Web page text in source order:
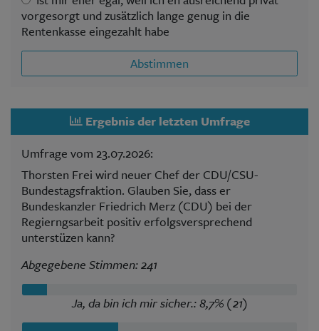
vorgesorgt und zusätzlich lange genug in die
Rentenkasse eingezahlt habe
Abstimmen
Ergebnis der letzten Umfrage
Umfrage vom 23.07.2026:
Thorsten Frei wird neuer Chef der CDU/CSU-
Bundestagsfraktion. Glauben Sie, dass er
Bundeskanzler Friedrich Merz (CDU) bei der
Regierngsarbeit positiv erfolgsversprechend
unterstüzen kann?
Abgegebene Stimmen: 241
Ja, da bin ich mir sicher.: 8,7% (21)